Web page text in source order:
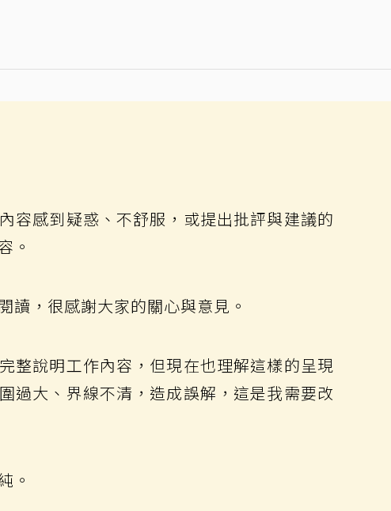
容感到疑惑、不舒服，或提出批評與建議的
。
讀，很感謝大家的關心與意見。
整說明工作內容，但現在也理解這樣的呈現
過大、界線不清，造成誤解，這是我需要改
。